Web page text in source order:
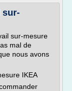
sur-
sur-mesure
mal de
nous avons
IKEA